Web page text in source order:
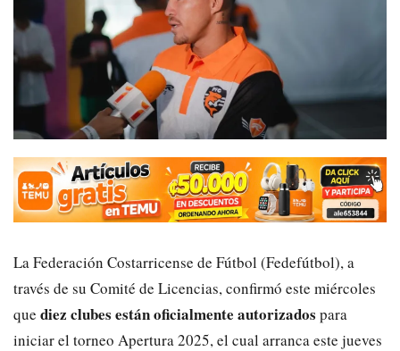
La Federación Costarricense de Fútbol (Fedefútbol), a
través de su Comité de Licencias, confirmó este miércoles
que diez clubes están oficialmente autorizados para
iniciar el torneo Apertura 2025, el cual arranca este jueves